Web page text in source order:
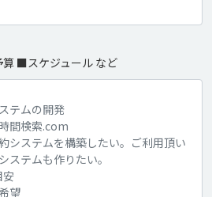
■スケジュール など